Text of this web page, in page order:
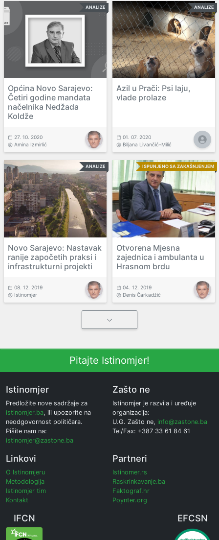
ANALIZE
Općina Novo Sarajevo:
Četiri godine mandata
načelnika Nedžada
Koldže
27. 10. 2020
Amina Izmirlić
ANALIZE
Azil u Prači: Psi laju,
vlade prolaze
01. 07. 2020
Biljana Livančić-Milić
ANALIZE
Novo Sarajevo: Nastavak
ranije započetih praksi i
infrastrukturni projekti
08. 12. 2019
Istinomjer
ISPUNJENO SA ZAKAŠNJENJEM
Otvorena Mjesna
zajednica i ambulanta u
Hrasnom brdu
04. 12. 2019
Denis Čarkadžić
Pitajte Istinomjer!
Istinomjer
Predložite nove sadržaje za
istinomjer.ba, ili upozorite na
neodgovornost političara.
Pišite nam na:
istinomjer@zastone.ba
Zašto ne
Istinomjer je razvila i uređuje
organizacija:
U.G. Zašto ne, info@zastone.ba
Tel/Fax: +387 33 61 84 61
Linkovi
O Istinomjeru
Metodologija
Istinomjer tim
Kontakt
Partneri
Istinomer.rs
Raskrinkavanje.ba
Faktograf.hr
Poynter.org
IFCN EFCSN